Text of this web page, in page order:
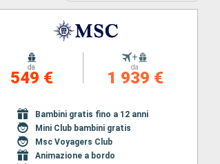
da
549 €
+
da
1 939 €
Bambini gratis fino a 12 anni
Mini Club bambini gratis
Msc Voyagers Club
Animazione a bordo